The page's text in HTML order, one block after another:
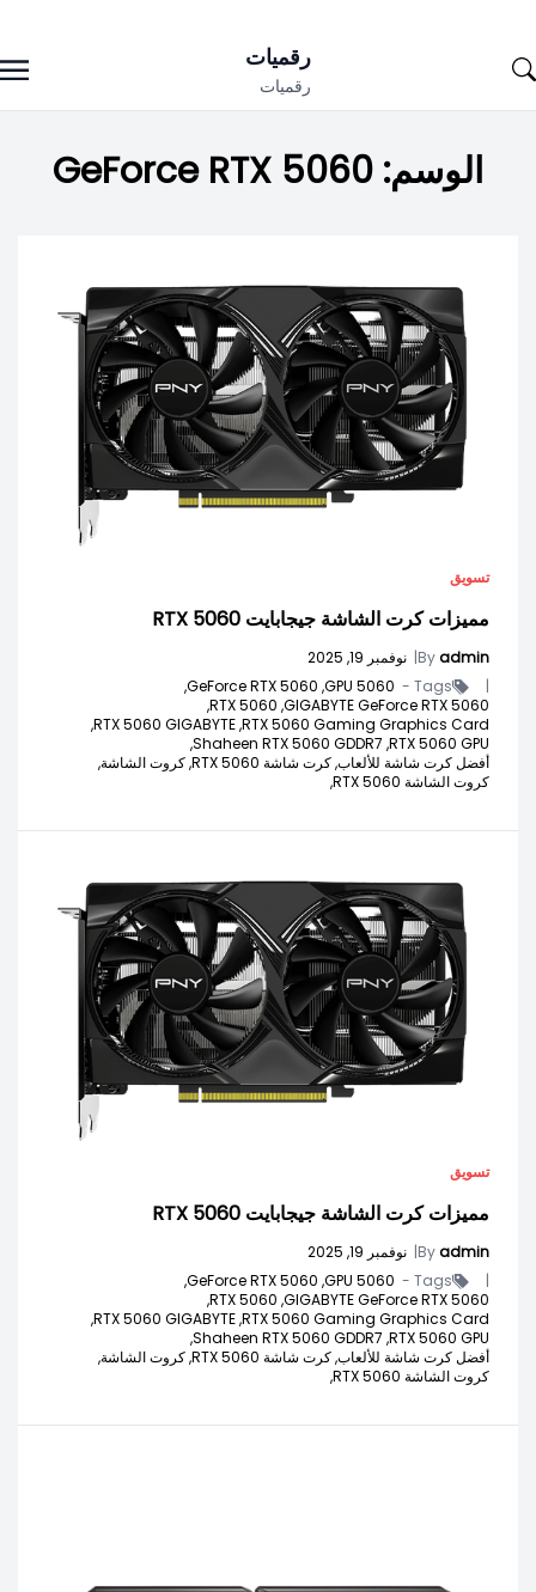
to
رقميات
رقميات
الوسم: GeForce RTX 5060
تسويق
مميزات كرت الشاشة جيجابايت RTX 5060
Byadmin
| نوفمبر 19, 2025
|
Tags -
5060 GPU,
GeForce RTX 5060,
GIGABYTE GeForce RTX 5060,
RTX 5060,
RTX 5060 Gaming Graphics Card,
RTX 5060 GIGABYTE,
RTX 5060 GPU,
Shaheen RTX 5060 GDDR7,
أفضل كرت شاشة للألعاب,كرت شاشة RTX 5060,
كروت الشاشة,
كروت الشاشة RTX 5060,
تسويق
مميزات كرت الشاشة جيجابايت RTX 5060
Byadmin
| نوفمبر 19, 2025
|
Tags -
5060 GPU,
GeForce RTX 5060,
GIGABYTE GeForce RTX 5060,
RTX 5060,
RTX 5060 Gaming Graphics Card,
RTX 5060 GIGABYTE,
RTX 5060 GPU,
Shaheen RTX 5060 GDDR7,
أفضل كرت شاشة للألعاب,كرت شاشة RTX 5060,
كروت الشاشة,
كروت الشاشة RTX 5060,